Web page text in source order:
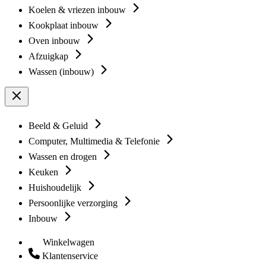
Koelen & vriezen inbouw
Kookplaat inbouw
Oven inbouw
Afzuigkap
Wassen (inbouw)
Beeld & Geluid
Computer, Multimedia & Telefonie
Wassen en drogen
Keuken
Huishoudelijk
Persoonlijke verzorging
Inbouw
Winkelwagen
Klantenservice